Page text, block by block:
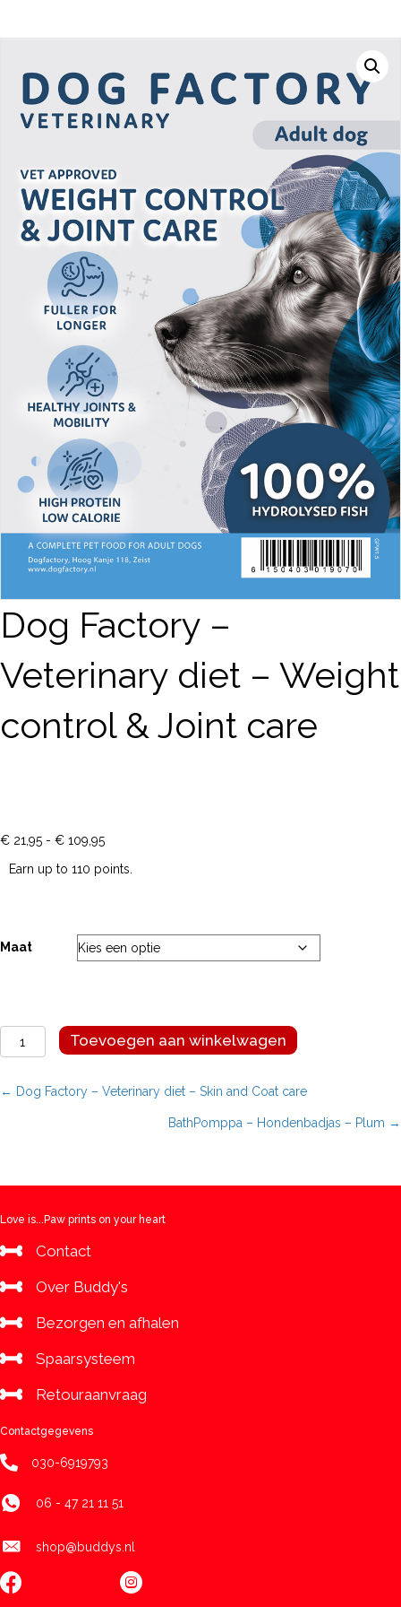
Dog Factory –
Veterinary diet – Weight
control & Joint care
€ 21,95 - € 109,95Prijsklasse:
tot
Earn up to 110 points.
Maat
Factory
Veterinary
care
Toevoegen aan winkelwagen
Posts
← Dog Factory – Veterinary diet – Skin and Coat care
BathPomppa – Hondenbadjas – Plum →
Love is...Paw prints on your heart
Contact
Over Buddy's
Bezorgen en afhalen
Spaarsysteem
Retouraanvraag
Contactgegevens
030-6919793
06 - 47 21 11 51
shop@buddys.nl